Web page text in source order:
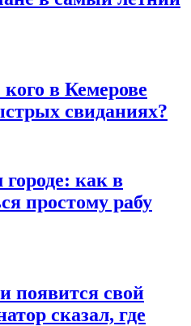
в Кемерове
свиданиях?
как в
простому рабу
появится свой
сказал, где